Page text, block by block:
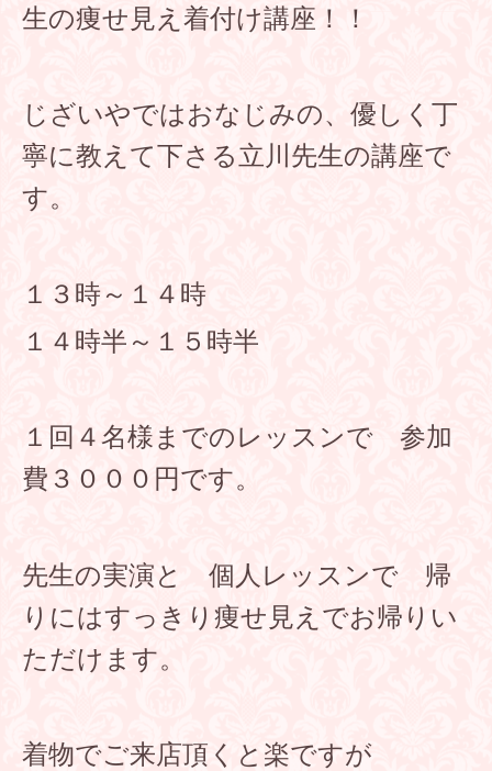
生の痩せ見え着付け講座！！
じざいやではおなじみの、優しく丁
寧に教えて下さる立川先生の講座で
す。
１３時～１４時
１４時半～１５時半
１回４名様までのレッスンで 参加
費３０００円です。
先生の実演と 個人レッスンで 帰
りにはすっきり痩せ見えでお帰りい
ただけます。
着物でご来店頂くと楽ですが